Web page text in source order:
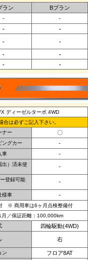
ラン Bプラン
- -
-
-
- -
-
-
- -
ディーゼルターボ 4WD
は必ずご記入下さい。
ナー 〇
ングカー -
車 -
出）済未使
-
登録可能
-
様車 -
※ 商用車は6ヶ月点検整備付
／保証距離：100,000km
四輪駆動(4WD)
右
ン フロア8AT